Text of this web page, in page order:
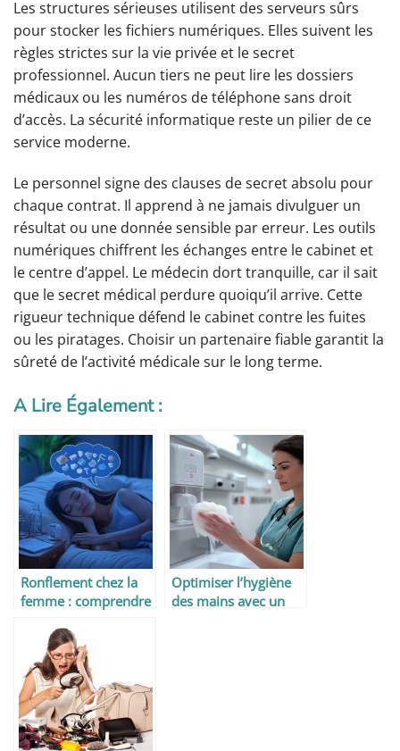
Les structures sérieuses utilisent des serveurs sûrs
pour stocker les fichiers numériques. Elles suivent les
règles strictes sur la vie privée et le secret
professionnel. Aucun tiers ne peut lire les dossiers
médicaux ou les numéros de téléphone sans droit
d’accès. La sécurité informatique reste un pilier de ce
service moderne.
Le personnel signe des clauses de secret absolu pour
chaque contrat. Il apprend à ne jamais divulguer un
résultat ou une donnée sensible par erreur. Les outils
numériques chiffrent les échanges entre le cabinet et
le centre d’appel. Le médecin dort tranquille, car il sait
que le secret médical perdure quoiqu’il arrive. Cette
rigueur technique défend le cabinet contre les fuites
ou les piratages. Choisir un partenaire fiable garantit la
sûreté de l’activité médicale sur le long terme.
A Lire Également :
Ronflement chez la
femme : comprendre
mieux agir
Optimiser l’hygiène
des mains avec un